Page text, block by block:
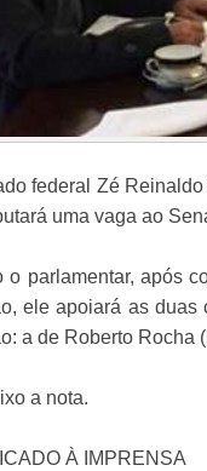
federal Zé
uma vaga ao
o parlamentar, após
ele apoiará as
a de Roberto Rocha
a nota.
À IMPRENSA